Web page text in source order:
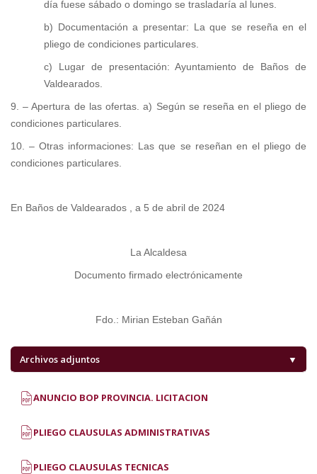
día fuese sábado o domingo se trasladaría al lunes.
b) Documentación a presentar: La que se reseña en el
pliego de condiciones particulares.
c) Lugar de presentación: Ayuntamiento de Baños de
Valdearados.
9. – Apertura de las ofertas. a) Según se reseña en el pliego de
condiciones particulares.
10. – Otras informaciones: Las que se reseñan en el pliego de
condiciones particulares.
En Baños de Valdearados , a 5 de abril de 2024
La Alcaldesa
Documento firmado electrónicamente
Fdo.: Mirian Esteban Gañán
Archivos adjuntos ▼
ANUNCIO BOP PROVINCIA. LICITACION
PLIEGO CLAUSULAS ADMINISTRATIVAS
PLIEGO CLAUSULAS TECNICAS